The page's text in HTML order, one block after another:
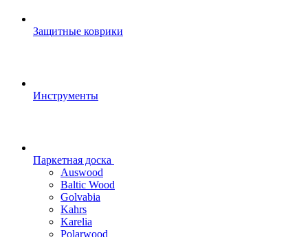
Защитные коврики
Инструменты
Паркетная доска
Auswood
Baltic Wood
Golvabia
Kahrs
Karelia
Polarwood